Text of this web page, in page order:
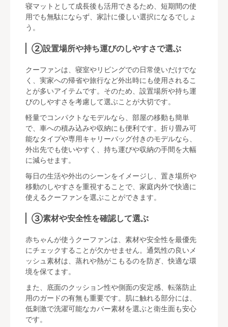
寝マットとして成長後も活用できるため、短期間の使
用でも無駄にならず、家計に優しい選択になるでしょ
う。
②設置場所や持ち運びのしやすさで選ぶ
クーファンは、寝室やリビングでの日常使いだけでな
く、実家への帰省や旅行など外出時にも使用されるこ
とが多いアイテムです。そのため、設置場所や持ち運
びのしやすさを考慮して選ぶことが大切です。
軽量でコンパクトなモデルなら、部屋の移動も簡単
で、車への積み込みや収納にも便利です。折り畳み可
能なタイプや専用キャリーバッグ付きのモデルなら、
外出先でも使いやすく、持ち運びや収納の手間を大幅
に減らせます。
毎日の生活や外出のシーンをイメージし、置き場所や
移動のしやすさを重視することで、家庭内外で快適に
使えるクーファンを選ぶことができます。
③素材や安全性を確認して選ぶ
赤ちゃんが使うクーファンは、素材や安全性を最優先
にチェックすることが欠かせません。通気性の良いメ
ッシュ素材は、蒸れや熱がこもるのを防ぎ、快適な環
境を保てます。
また、底面のクッション性や側面の安定感、転落防止
用のガードの有無も重要です。肌に触れる部分には、
低刺激で洗濯可能なカバー素材を選ぶと衛生面も安心
です。